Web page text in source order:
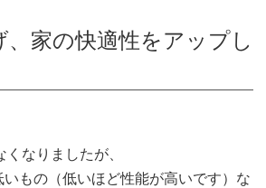
家の快適性をアップし
なりましたが、
もの（低いほど性能が高いです）な